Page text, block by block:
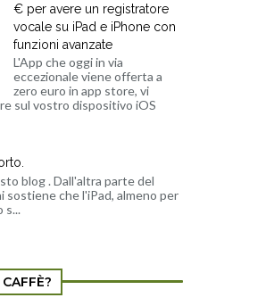
€ per avere un registratore
vocale su iPad e iPhone con
funzioni avanzate
L'App che oggi in via
eccezionale viene offerta a
zero euro in app store, vi
sul vostro dispositivo iOS
blog . Dall'altra parte del
sostiene che l'iPad, almeno per
s...